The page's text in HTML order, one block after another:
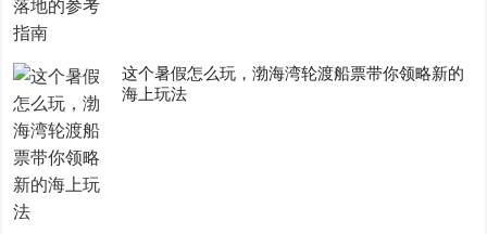
这个暑假怎么玩，渤海湾轮渡船票带你领略新的
海上玩法